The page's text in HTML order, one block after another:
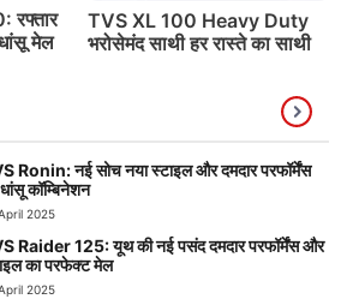
रफ्तार
मेल
TVS XL 100 Heavy Duty
भरोसेमंद साथी हर रास्ते का साथी
Ronin: नई सोच नया स्टाइल और दमदार परफॉर्मेंस
कॉम्बिनेशन
2025
Raider 125: यूथ की नई पसंद दमदार परफॉर्मेंस और
का परफेक्ट मेल
2025